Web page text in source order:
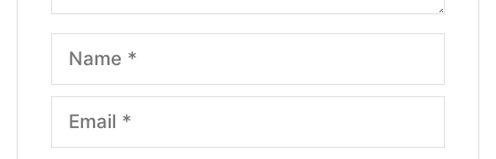
Name
Email